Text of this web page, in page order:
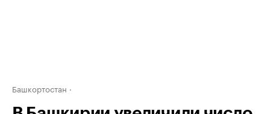
Башкортостан